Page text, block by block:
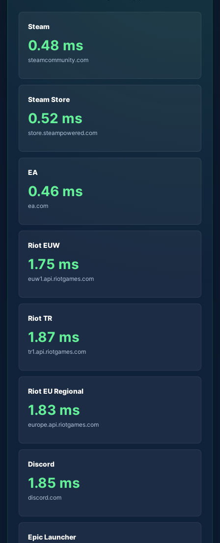
Steam
0.48 ms
steamcommunity.com
Steam Store
0.52 ms
store.steampowered.com
EA
0.46 ms
ea.com
Riot EUW
1.75 ms
euw1.api.riotgames.com
Riot TR
1.87 ms
tr1.api.riotgames.com
Riot EU Regional
1.83 ms
europe.api.riotgames.com
Discord
1.85 ms
discord.com
Epic Launcher